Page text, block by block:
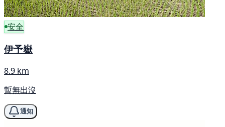
安全
伊予嶽
8.9 km
暫無出沒
通知